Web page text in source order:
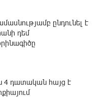
ընդունել է
դեմ
​​4 դատական հայց է